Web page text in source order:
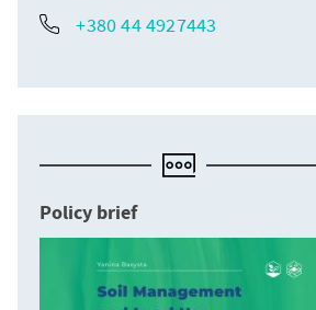
+380 44 4927443
Policy brief